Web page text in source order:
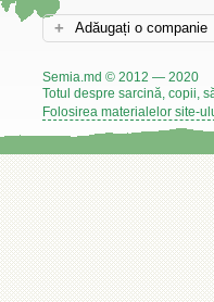
Adăugați o companie
Semia.md © 2012 — 2020
Totul despre sarcină, copii,
Folosirea materialelor site-